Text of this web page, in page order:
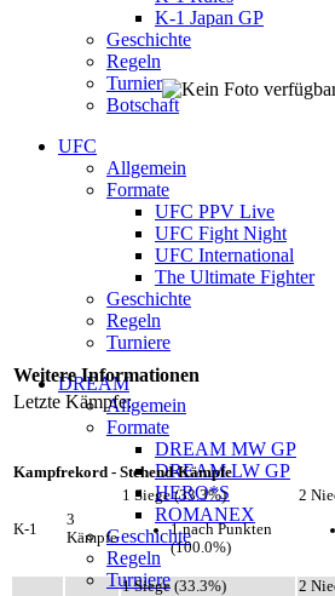
K-1 Japan GP
Geschichte
Regeln
Turniere
Botschaft
UFC
Allgemein
Formate
UFC PPV Live
UFC Fight Night
UFC International
The Ultimate Fighter
Geschichte
Regeln
Turniere
DREAM
Allgemein
Formate
DREAM MW GP
DREAM LW GP
HERO*S
ROMANEX
Geschichte
Regeln
Turniere
Weitere Informationen
Letzte Kämpfe:
Kampfrekord - Stehend-Kämpfe
K-1
3
Kämpfe
1 Siege (33.3%)
1 nach Punkten
(100.0%)
2
1 Siege (33.3%)
2